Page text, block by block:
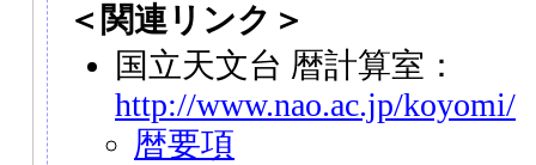
＜関連リンク＞
国立天文台 暦計算室：
http://www.nao.ac.jp/koyomi/
暦要項